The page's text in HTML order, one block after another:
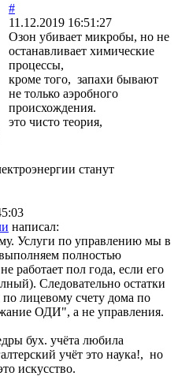
#
11.12.2019 16:51:27
Озон убивает микробы, но не
останавливает химические
процессы,
кроме того, запахи бывают
не только аэробного
происхождения.
это чисто теория,
станут
написал:
Услуги по управлению мы в
полностью
работает пол года, если его
Следовательно остатки
по лицевому счету дома по
ОДИ", а не управления.
бух. учёта любила
учёт это наука!, но
искусство.